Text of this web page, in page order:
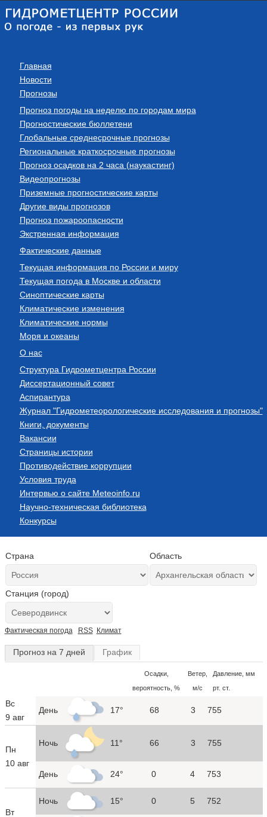
Главная
Новости
Прогнозы
Прогноз погоды на неделю по городам мира
Прогностические бюллетени
Глобальные среднесрочные прогнозы
Региональные краткосрочные прогнозы
Прогноз осадков на 2 часа (наукастинг)
Видеопрогнозы
Приземные прогностические карты
Другие виды прогнозов
Прогноз пожароопасности
Экстренная информация
Фактические данные
Текущая информация по России и миру
Текущая погода в Москве и области
Синоптические карты
Климатические изменения
Климатические нормы
Моря и океаны
О нас
Структура Гидрометцентра России
Диссертационный совет
Аспирантура
Журнал "Гидрометеорологические исследования и прогнозы"
Книги, документы
Вакансии
Страницы истории
Противодействие коррупции
Условия труда
Интервью о сайте Meteoinfo.ru
Научно-техническая библиотека
Конкурсы
Страна Область
Станция (город)
Фактическая погода RSS Климат
Прогноз на 7 дней График
Осадки,
вероятность, %
Ветер,
м/с
Давление, мм
рт. ст.
Вс
9 авг
День 17° 68 3 755
Пн
10 авг
Ночь 11° 66 3 755
День 24° 0 4 753
Вт
Ночь 15° 0 5 752